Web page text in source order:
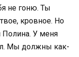
не гоню. Ты
кровное. Но
Полина. У меня
Мы должны как-